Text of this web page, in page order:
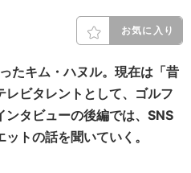
お気に入り
たキム・ハヌル。現在は「昔
ビタレントとして、ゴルフ
タビューの後編では、SNS
トの話を聞いていく。